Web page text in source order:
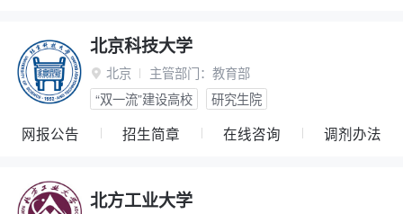
北京科技大学
 北京 主管部门： 教育部
“双一流”建设高校
研究生院
网报公告 招生简章 在线咨询 调剂办法
北方工业大学